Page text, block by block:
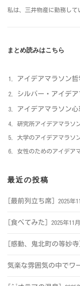
私は、三井物産に勤務し
まとめ読みはこちら
アイデアマラソン哲
シルバー・アイデ
アイデアマラソン心
研究所アイデアマラソ
大学のアイデアマラソ
女性のためのアイデア
最近の投稿
[最前列立ち席] 2025年
[食べてみた] 2025年11
[感動、鬼北町の等妙寺]
気楽な雰囲気の中でワ